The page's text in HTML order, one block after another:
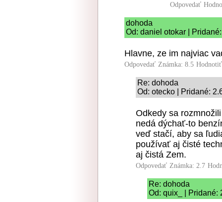
Odpovedať
dohoda
Od: daniel otokar |
Hlavne, ze im najviac
Odpovedať Známka: 8.5
Re: dohoda
Od: otecko | Pridané:
Odkedy sa
nedá dýchať-to
veď stačí, aby sa
používať aj čisté
aj čistá Zem.
Odpovedať Známka: 2.7
Re: dohoda
Od: quix_ | Pridané: